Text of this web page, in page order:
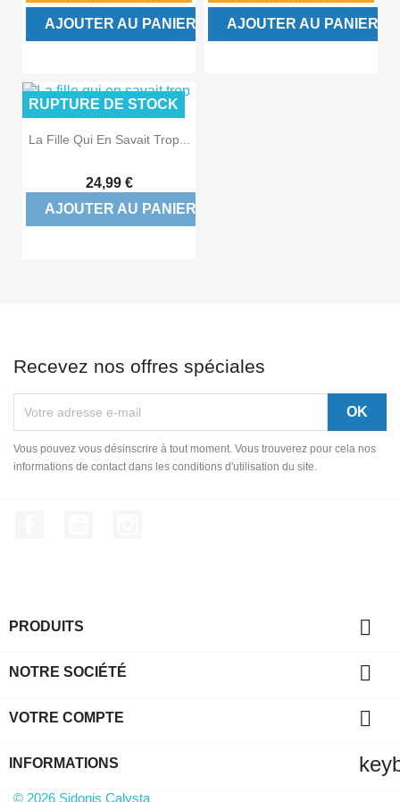
AJOUTER AU PANIER AJOUTER AU PANIER
La Fille Qui En Savait Trop...
24,99 €
AJOUTER AU PANIER
RUPTURE DE STOCK
Recevez nos offres spéciales
Vous pouvez vous désinscrire à tout moment. Vous trouverez pour cela nos
informations de contact dans les conditions d'utilisation du site.
PRODUITS 
NOTRE SOCIÉTÉ 
VOTRE COMPTE 
INFORMATIONS
© 2026 Sidonis Calysta